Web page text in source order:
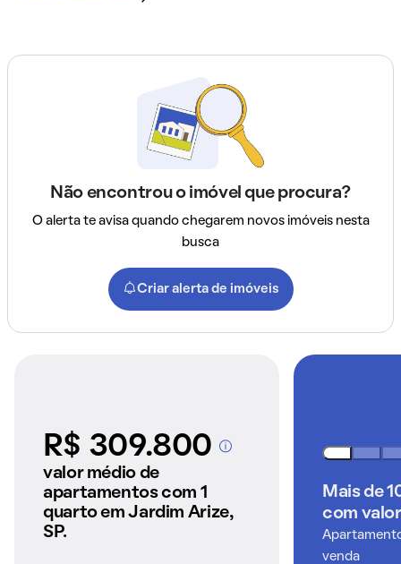
Não encontrou o imóvel que procura?
O alerta te avisa quando chegarem novos imóveis nesta
busca
Criar alerta de imóveis
R$ 309.800A partir dos imóveis
valor médio de
apartamentos com 1
quarto em Jardim Arize,
SP.
Mais de
com
venda